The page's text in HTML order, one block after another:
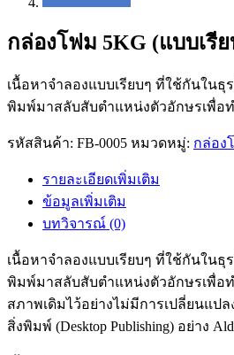
กล่องโฟม 5KG (แบบเรีย
เนื้อหาจำลองแบบเรียบๆ ที่ใช้กันใน
พิมพ์มาสลับสับตำแหน่งตัวอักษรเพื่อ
รหัสสินค้า: FB-0005 หมวดหมู่: กล่อง
รายละเอียดเพิ่มเติม
ข้อมูลเพิ่มเติม
บทวิจารณ์ (0)
เนื้อหาจำลองแบบเรียบๆ ที่ใช้กันใน
พิมพ์มาสลับสับตำแหน่งตัวอักษรเพื่อท
สภาพเดิมไว้อย่างไม่มีการเปลี่ยนแป
สิ่งพิมพ์ (Desktop Publishing) อย่าง